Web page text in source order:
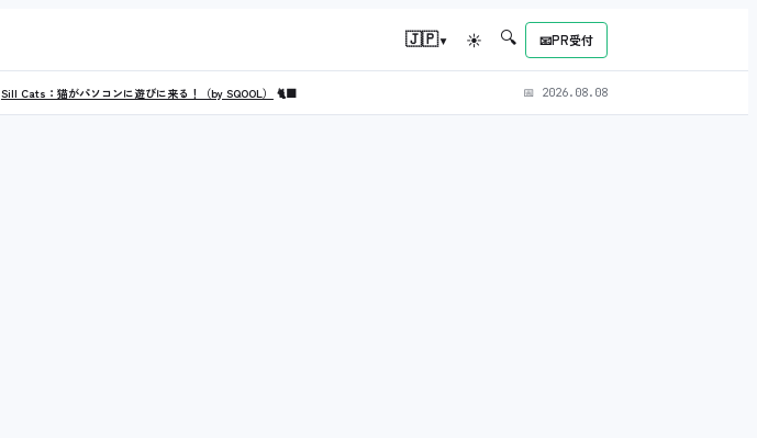
🇯🇵▾ ☀ 🔍 📧PR受付
Sill Cats：猫がパソコンに遊びに来る！（by SQOOL） 🐈‍⬛ 📅 2026.08.08